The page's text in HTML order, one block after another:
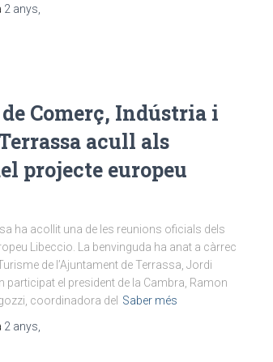
2 anys
Comerç, Indústria i
acull als
projecte europeu
ha acollit una de les reunions oficials dels
Libeccio. La benvinguda ha anat a càrrec
de l’Ajuntament de Terrassa, Jordi
participat el president de la Cambra, Ramon
coordinadora del Saber més
2 anys